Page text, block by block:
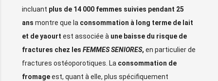
incluant plus de 14 000 femmes suivies pendant 25
ans montre que la consommation à long terme de lait
et de yaourt est associée à une baisse du risque de
fractures chez les FEMMES SENIORES, en particulier de
fractures ostéoporotiques. La consommation de
fromageest, quant à elle, plus spécifiquement